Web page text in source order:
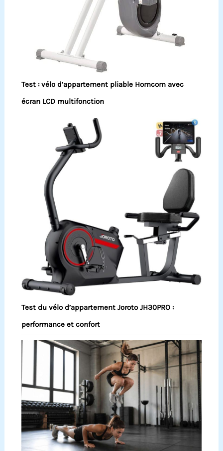
Test : vélo d’appartement pliable Homcom avec
écran LCD multifonction
Test du vélo d’appartement Joroto JH30PRO :
performance et confort